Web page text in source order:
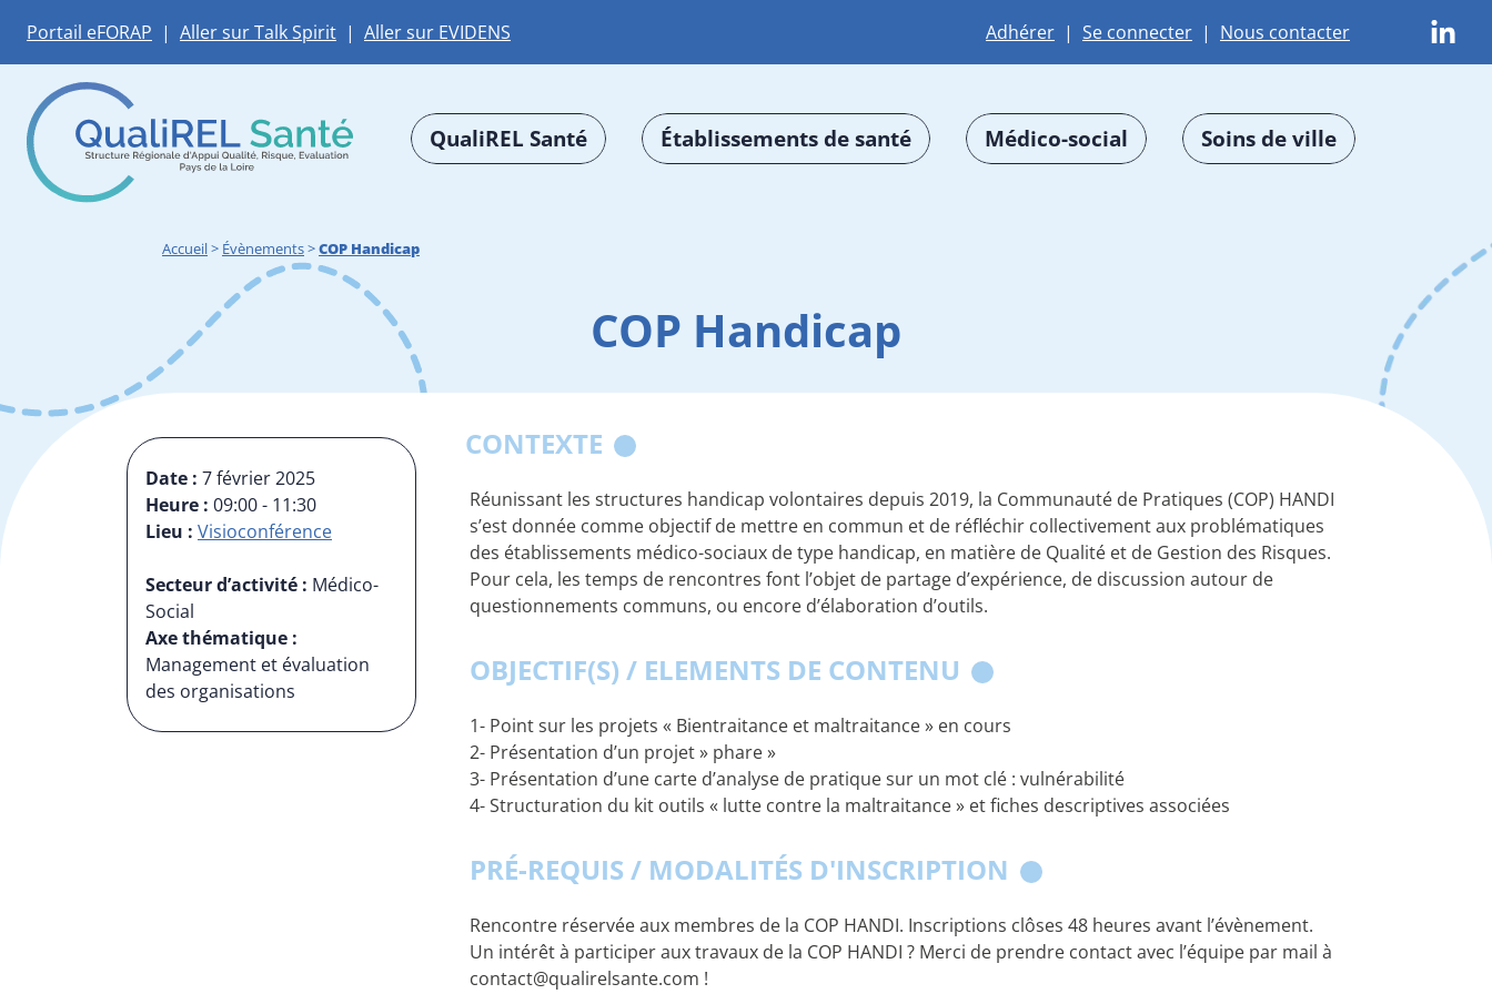
Portail eFORAP | Aller sur Talk Spirit | Aller sur EVIDENS Adhérer | Se connecter | Nous contacter
QualiREL Santé Établissements de santé Médico-social Soins de ville
Accueil> Évènements>COP Handicap
COP Handicap
Date : 7 février 2025
Heure : 09:00 - 11:30
Lieu : Visioconférence
Secteur d’activité : Médico-
Social
Axe thématique :
Management et évaluation
des organisations
CONTEXTE
Réunissant les structures handicap volontaires depuis 2019, la Communauté de Pratiques (COP) HANDI
s’est donnée comme objectif de mettre en commun et de réfléchir collectivement aux problématiques
des établissements médico-sociaux de type handicap, en matière de Qualité et de Gestion des Risques.
Pour cela, les temps de rencontres font l’objet de partage d’expérience, de discussion autour de
questionnements communs, ou encore d’élaboration d’outils.
OBJECTIF(S) / ELEMENTS DE CONTENU
1- Point sur les projets « Bientraitance et maltraitance » en cours
2- Présentation d’un projet » phare »
3- Présentation d’une carte d’analyse de pratique sur un mot clé : vulnérabilité
4- Structuration du kit outils « lutte contre la maltraitance » et fiches descriptives associées
PRÉ-REQUIS / MODALITÉS D'INSCRIPTION
Rencontre réservée aux membres de la COP HANDI. Inscriptions clôses 48 heures avant l’évènement.
Un intérêt à participer aux travaux de la COP HANDI ? Merci de prendre contact avec l’équipe par mail à
contact@qualirelsante.com !